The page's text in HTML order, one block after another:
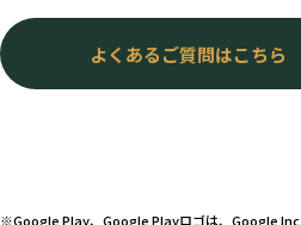
よくあるご質問はこちら
※Google Play、Google Playロゴは、Google Inc,